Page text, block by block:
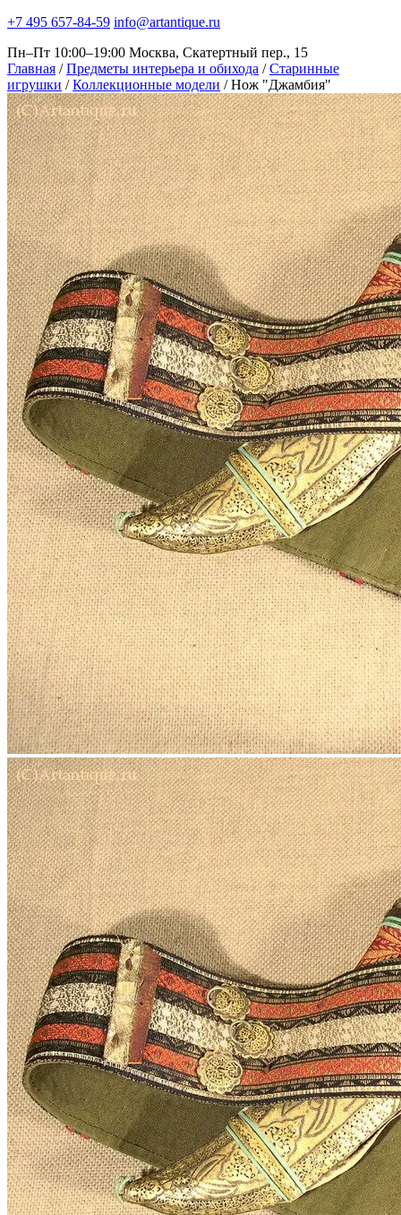
+7 495 657-84-59 info@artantique.ru
Пн–Пт 10:00–19:00 Москва, Скатертный пер., 15
Главная / Предметы интерьера и обихода / Старинные
игрушки / Коллекционные модели / Нож "Джамбия"